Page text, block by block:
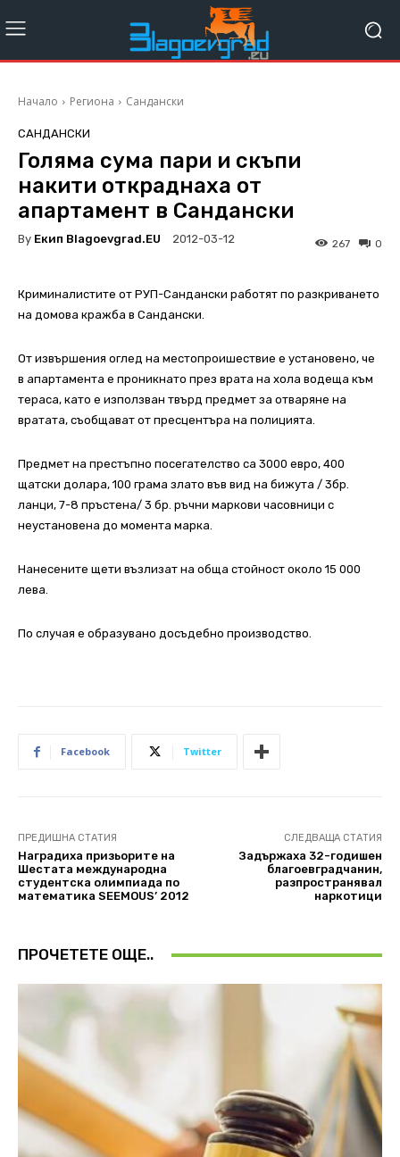
Начало Региона Сандански
САНДАНСКИ
Голяма сума пари и скъпи
накити откраднаха от
апартамент в Сандански
By Екип Blagoevgrad.EU 2012-03-12 0
267
Криминалистите от РУП-Сандански работят по разкриването
на домова кражба в Сандански.
От извършения оглед на местопроишествие е установено, че
в апартамента е проникнато през врата на хола водеща към
тераса, като е използван твърд предмет за отваряне на
вратата, съобщават от пресцентъра на полицията.
Предмет на престъпно посегателство са 3000 евро, 400
щатски долара, 100 грама злато във вид на бижута / 3бр.
ланци, 7-8 пръстена/ 3 бр. ръчни маркови часовници с
неустановена до момента марка.
Нанесените щети възлизат на обща стойност около 15 000
лева.
По случая е образувано досъдебно производство.
Facebook Twitter
ПРЕДИШНА СТАТИЯ
Наградиха призьорите на
Шестата международна
студентска олимпиада по
математика SEEMOUS’ 2012
СЛЕДВАЩА СТАТИЯ
Задържаха 32-годишен
благоевградчанин,
разпространявал
наркотици
ПРОЧЕТЕТЕ ОЩЕ..